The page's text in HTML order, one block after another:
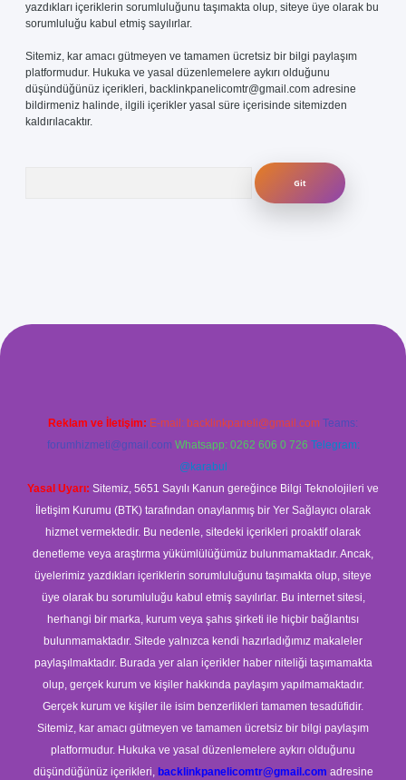
yazdıkları içeriklerin sorumluluğunu taşımakta olup, siteye üye olarak bu
sorumluluğu kabul etmiş sayılırlar.
Sitemiz, kar amacı gütmeyen ve tamamen ücretsiz bir bilgi paylaşım
platformudur. Hukuka ve yasal düzenlemelere aykırı olduğunu
düşündüğünüz içerikleri, backlinkpanelicomtr@gmail.com adresine
bildirmeniz halinde, ilgili içerikler yasal süre içerisinde sitemizden
kaldırılacaktır.
Reklam ve İletişim: E-mail: backlinkpaneli@gmail.com Teams:
forumhizmeti@gmail.com Whatsapp: 0262 606 0 726 Telegram:
@karabul
Yasal Uyarı: Sitemiz, 5651 Sayılı Kanun gereğince Bilgi Teknolojileri ve
İletişim Kurumu (BTK) tarafından onaylanmış bir Yer Sağlayıcı olarak
hizmet vermektedir. Bu nedenle, sitedeki içerikleri proaktif olarak
denetleme veya araştırma yükümlülüğümüz bulunmamaktadır. Ancak,
üyelerimiz yazdıkları içeriklerin sorumluluğunu taşımakta olup, siteye
üye olarak bu sorumluluğu kabul etmiş sayılırlar. Bu internet sitesi,
herhangi bir marka, kurum veya şahıs şirketi ile hiçbir bağlantısı
bulunmamaktadır. Sitede yalnızca kendi hazırladığımız makaleler
paylaşılmaktadır. Burada yer alan içerikler haber niteliği taşımamakta
olup, gerçek kurum ve kişiler hakkında paylaşım yapılmamaktadır.
Gerçek kurum ve kişiler ile isim benzerlikleri tamamen tesadüfidir.
Sitemiz, kar amacı gütmeyen ve tamamen ücretsiz bir bilgi paylaşım
platformudur. Hukuka ve yasal düzenlemelere aykırı olduğunu
düşündüğünüz içerikleri, backlinkpanelicomtr@gmail.com adresine